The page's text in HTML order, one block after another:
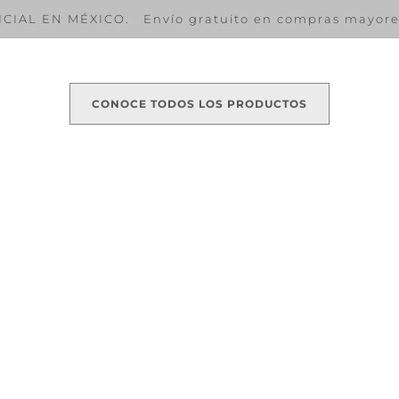
EN MÉXICO. Envío gratuito en compras
CONOCE TODOS LOS PRODUCTOS